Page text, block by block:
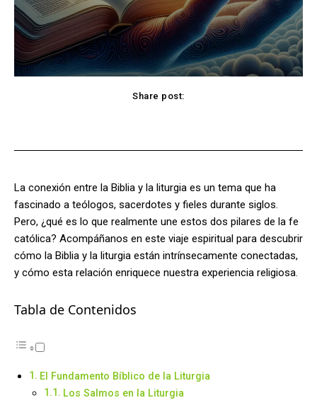
Share post:
La conexión entre la Biblia y la liturgia es un tema que ha
fascinado a teólogos, sacerdotes y fieles durante siglos.
Pero, ¿qué es lo que realmente une estos dos pilares de la fe
católica? Acompáñanos en este viaje espiritual para descubrir
cómo la Biblia y la liturgia están intrínsecamente conectadas,
y cómo esta relación enriquece nuestra experiencia religiosa.
Tabla de Contenidos
El Fundamento Bíblico de la Liturgia
Los Salmos en la Liturgia